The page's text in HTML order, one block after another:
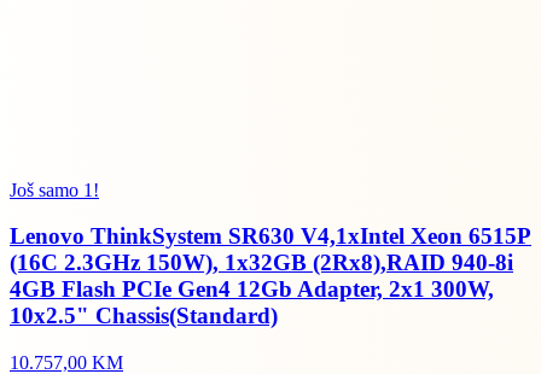
Još samo 1!
Lenovo ThinkSystem SR630 V4,1xIntel Xeon 6515P
(16C 2.3GHz 150W), 1x32GB (2Rx8),RAID 940-8i
4GB Flash PCIe Gen4 12Gb Adapter, 2x1 300W,
10x2.5" Chassis(Standard)
10.757,00 KM